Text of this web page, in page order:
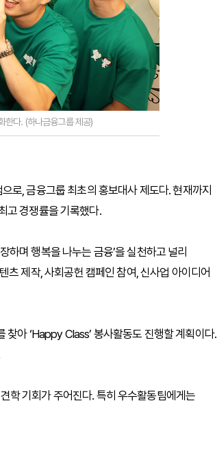
한다. (하나금융그룹 제공)
로, 금융그룹 최초의 홍보대사 제도다. 현재까지
고 경쟁률을 기록했다.
하며 행복을 나누는 금융’을 실천하고 널리
츠 제작, 사회공헌 캠페인 참여, 신사업 아이디어
아 ‘Happy Class’ 봉사활동도 진행할 계획이다.
학 기회가 주어진다. 특히 우수활동팀에게는